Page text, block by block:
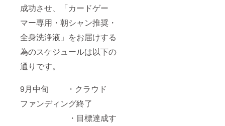
成功させ、「カードゲー
マー専用・朝シャン推奨・
全身洗浄液」をお届けする
為のスケジュールは以下の
通りです。
9月中旬 ・クラウド
ファンディング終了
・目標達成す